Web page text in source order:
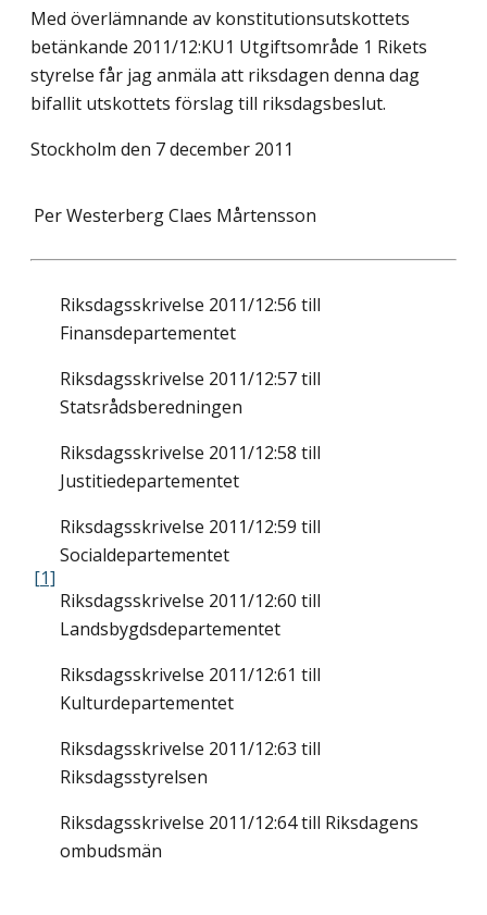
Med överlämnande av konstitutionsutskottets
betänkande 2011/12:KU1 Utgiftsområde 1 Rikets
styrelse får jag anmäla att riksdagen denna dag
bifallit utskottets förslag till riksdagsbeslut.
Stockholm den 7 december 2011
Per WesterbergClaes Mårtensson
[1]
Riksdagsskrivelse 2011/12:56 till
Finansdepartementet
Riksdagsskrivelse 2011/12:57 till
Statsrådsberedningen
Riksdagsskrivelse 2011/12:58 till
Justitiedepartementet
Riksdagsskrivelse 2011/12:59 till
Socialdepartementet
Riksdagsskrivelse 2011/12:60 till
Landsbygdsdepartementet
Riksdagsskrivelse 2011/12:61 till
Kulturdepartementet
Riksdagsskrivelse 2011/12:63 till
Riksdagsstyrelsen
Riksdagsskrivelse 2011/12:64 till Riksdagens
ombudsmän